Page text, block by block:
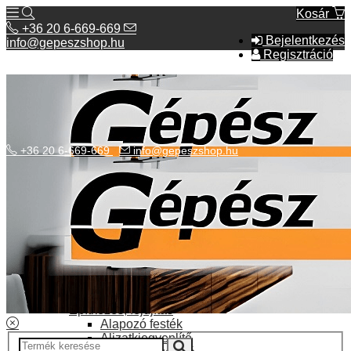
Kosár
Bejelentkezés
Regisztráció
+36 20 6-669-669
info@gepeszshop.hu
Kategóriák menü
Bolhapiac
Elektromos fűtés
Építkezés, fejújítás
Alapozó festék
Aljzatkiegyenlítő
+36 20 6-669-669 info@gepeszshop.hu